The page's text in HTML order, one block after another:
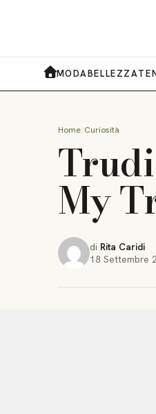
MODABELLEZZA
Home Curiosità
My
di Rita Caridi
18 Settembre